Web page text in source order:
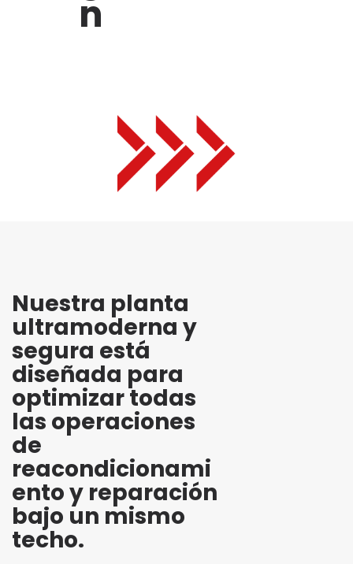
n
Nuestra planta
ultramoderna y
segura está
diseñada para
optimizar todas
las operaciones
de
reacondicionami
ento y reparación
bajo un mismo
techo.